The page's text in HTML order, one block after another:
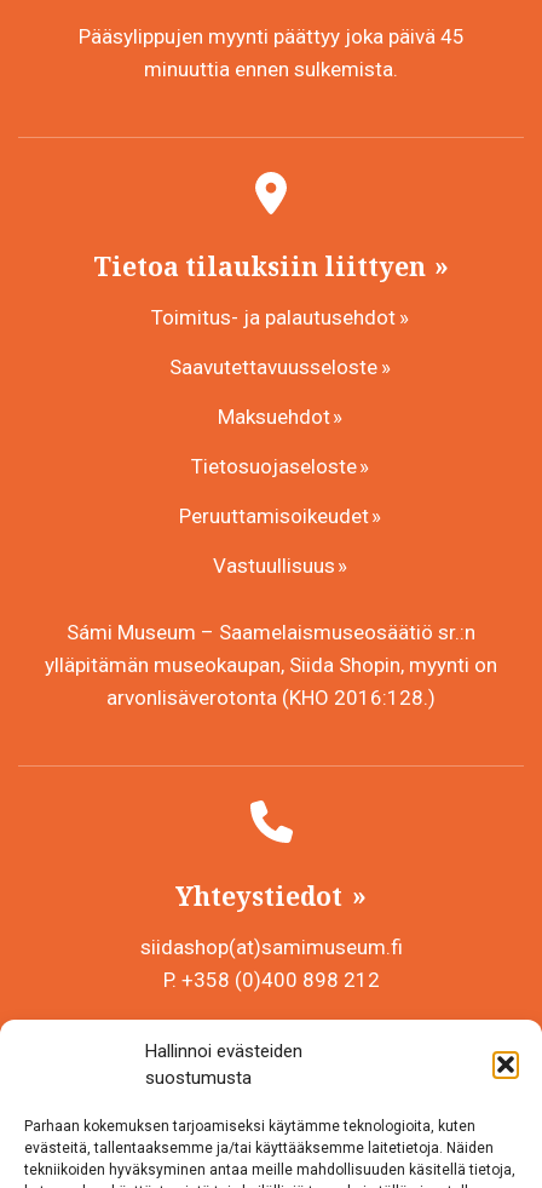
Hallinnoi evästeiden
suostumusta
Parhaan kokemuksen tarjoamiseksi käytämme teknologioita, kuten
evästeitä, tallentaaksemme ja/tai käyttääksemme laitetietoja. Näiden
tekniikoiden hyväksyminen antaa meille mahdollisuuden käsitellä tietoja,
Pääsylippujen myynti päättyy joka päivä 45
minuuttia ennen sulkemista.
Tietoa tilauksiin liittyen
Toimitus- ja palautusehdot
Saavutettavuusseloste
Maksuehdot
Tietosuojaseloste
Peruuttamisoikeudet
Vastuullisuus
Sámi Museum – Saamelaismuseosäätiö sr.:n
ylläpitämän museokaupan, Siida Shopin, myynti on
arvonlisäverotonta (KHO 2016:128.)
Yhteystiedot
siidashop(at)samimuseum.fi
P. +358 (0)400 898 212
Y-tunnus 0625907-2
Inarintie 46
99870 Inari